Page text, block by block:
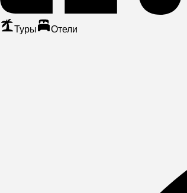
Туры Отели